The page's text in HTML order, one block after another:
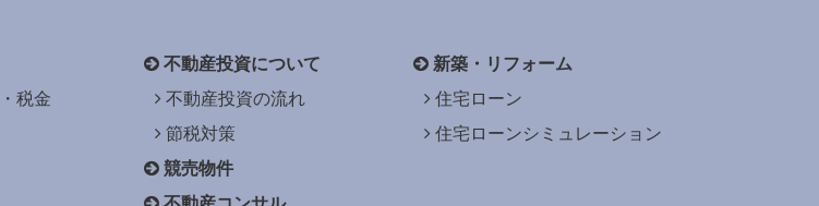
税金
不動産投資について
不動産投資の流れ
節税対策
競売物件
新築・リフォーム
住宅ローン
住宅ローンシミュレーション